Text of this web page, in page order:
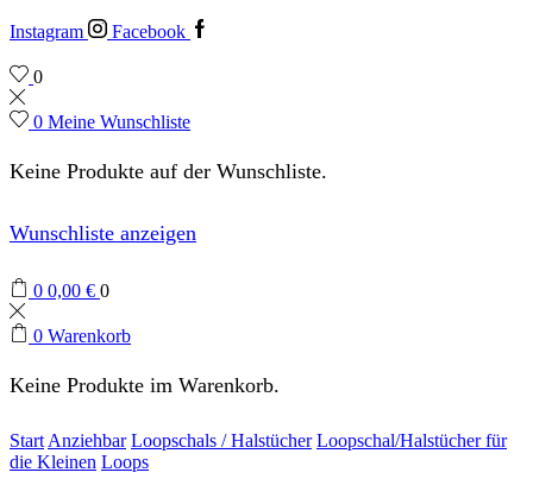
Instagram Facebook
0
0 Meine Wunschliste
Keine Produkte auf der Wunschliste.
Wunschliste anzeigen
0 0,00 € 0
0 Warenkorb
Keine Produkte im Warenkorb.
Start Anziehbar Loopschals / Halstücher Loopschal/Halstücher für
die Kleinen Loops